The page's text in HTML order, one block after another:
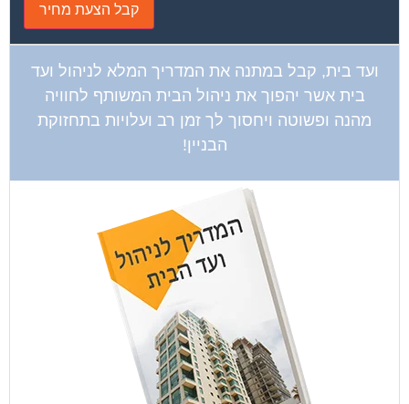
ועד בית, קבל במתנה את המדריך המלא לניהול ועד
בית אשר יהפוך את ניהול הבית המשותף לחוויה
מהנה ופשוטה ויחסוך לך זמן רב ועלויות בתחזוקת
הבניין!